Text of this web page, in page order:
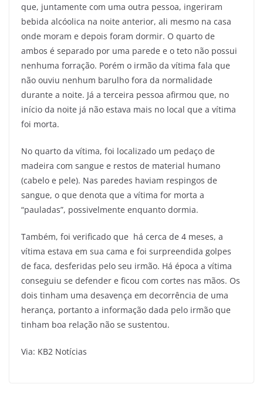
que, juntamente com uma outra pessoa, ingeriram
bebida alcóolica na noite anterior, ali mesmo na casa
onde moram e depois foram dormir. O quarto de
ambos é separado por uma parede e o teto não possui
nenhuma forração. Porém o irmão da vítima fala que
não ouviu nenhum barulho fora da normalidade
durante a noite. Já a terceira pessoa afirmou que, no
início da noite já não estava mais no local que a vítima
foi morta.
No quarto da vítima, foi localizado um pedaço de
madeira com sangue e restos de material humano
(cabelo e pele). Nas paredes haviam respingos de
sangue, o que denota que a vítima for morta a
“pauladas”, possivelmente enquanto dormia.
Também, foi verificado que há cerca de 4 meses, a
vítima estava em sua cama e foi surpreendida golpes
de faca, desferidas pelo seu irmão. Há época a vítima
conseguiu se defender e ficou com cortes nas mãos. Os
dois tinham uma desavença em decorrência de uma
herança, portanto a informação dada pelo irmão que
tinham boa relação não se sustentou.
Via: KB2 Notícias